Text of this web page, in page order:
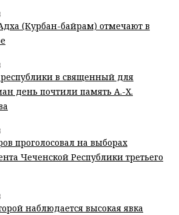
(Курбан-байрам) отмечают в
в священный для
день почтили память А.-Х.
проголосовал на выборах
Чеченской Республики третьего
наблюдается высокая явка